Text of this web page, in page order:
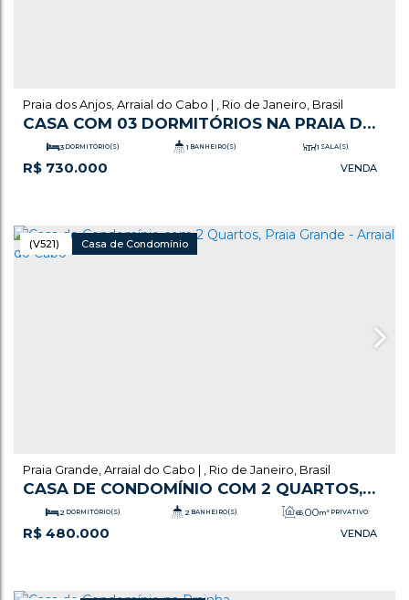
CASA COM 03 DORMITÓRIOS NA PRAIA DOS
ANJOS
R$ 730.000
Praia dos Anjos Arraial do Cabo Rio de Janeiro Brasil
3 DORMITÓRIO(S) 1 BANHEIRO(S) 1 SALA(S)
2 VAGA(S) TERRENO:
(V521) Casa de Condomínio
CASA DE CONDOMÍNIO COM 2 QUARTOS,
PRAIA GRANDE - ARRAIAL DO CABO
R$ 480.000
Praia Grande Arraial do Cabo Rio de Janeiro Brasil
2 DORMITÓRIO(S) 2 BANHEIRO(S) PRIVATIVO:
65.00m²
1 SALA(S) VAGA(S)